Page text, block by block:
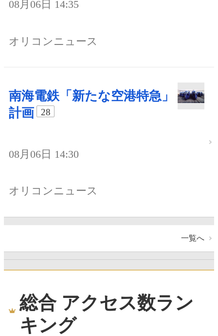
08月06日 14:35
オリコンニュース
南海電鉄「新たな空港特急」
計画
28
08月06日 14:30
オリコンニュース
一覧へ
総合 アクセス数ラン
キング